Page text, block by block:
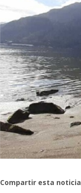
Compartir esta noticia